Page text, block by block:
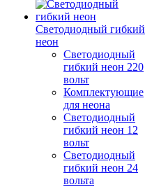
Светодиодный гибкий
неон
Светодиодный
гибкий неон 220
вольт
Комплектующие
для неона
Светодиодный
гибкий неон 12
вольт
Светодиодный
гибкий неон 24
вольта